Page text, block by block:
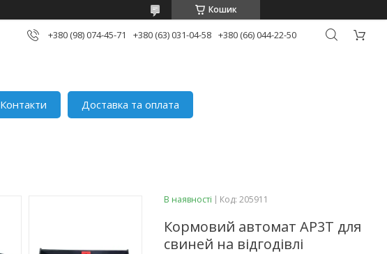
Кошик
+380 (98) 074-45-71 +380 (63) 031-04-58 +380 (66) 044-22-50
Контакти Доставка та оплата
В наявності Код: 205911
Кормовий автомат AP3T для
свиней на відгодівлі